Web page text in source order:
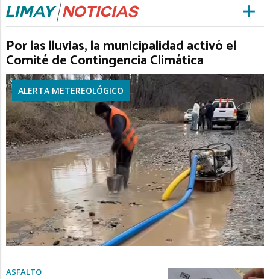
Por las lluvias, la municipalidad activó el
Comité de Contingencia Climática
ALERTA METEREOLÓGICO
ASFALTO